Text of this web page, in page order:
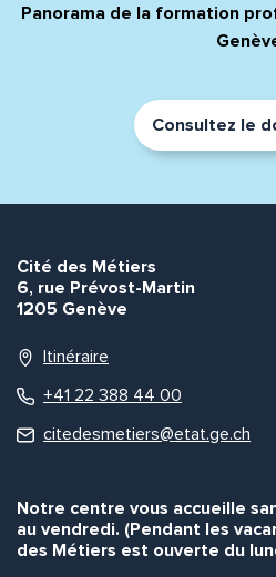
Panorama de la formation
Consultez le
Cité des Métiers
6, rue Prévost-Martin
1205 Genève
Itinéraire
+41 22 388 44 00
citedesmetiers@etat.ge.ch
Notre centre vous accueille
au vendredi. (Pendant les
des Métiers est ouverte du
Adresse e-mail*